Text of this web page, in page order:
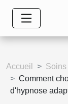
Accueil
Soins
Comment
d'hypnose